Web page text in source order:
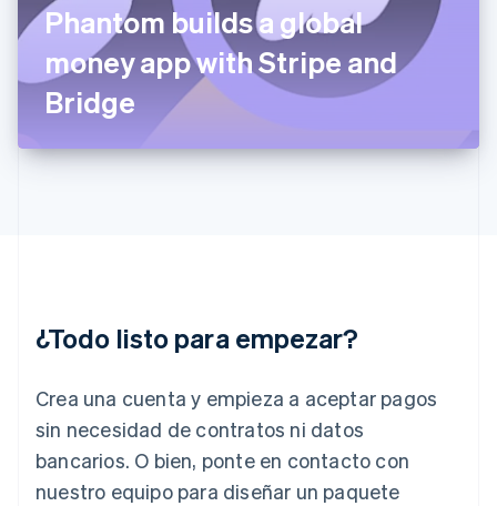
Phantom builds a global
money app with Stripe and
Bridge
¿Todo listo para empezar?
Crea una cuenta y empieza a aceptar pagos
sin necesidad de contratos ni datos
bancarios. O bien, ponte en contacto con
nuestro equipo para diseñar un paquete
Gibraltar
English
Grecia
English
Hungría
English
India
Letonia
English
Deutsch English
Lituania
English
Luxemburgo
FrançaisDeutsch English